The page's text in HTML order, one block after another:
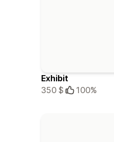
Exhibit
350 $
100%